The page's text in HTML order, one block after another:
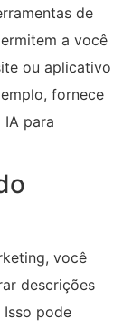
de
a você
ou aplicativo
fornece
para
você
descrições
pode